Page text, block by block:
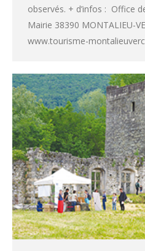
observés. + d’infos : Office
Mairie 38390 MONTALIEU-
www.tourisme-